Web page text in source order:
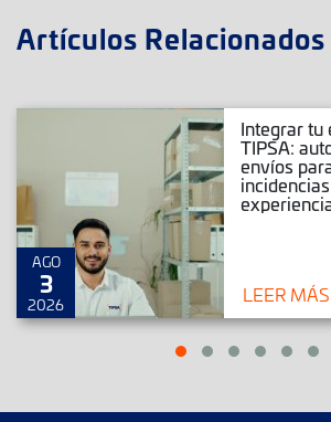
Artículos Relacionados
AGO
3
2026
Integrar tu
TIPSA:
envíos
LEER MÁS